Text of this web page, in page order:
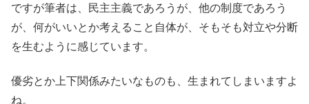
ですが筆者は、民主主義であろうが、他の制度であろう
が、何がいいとか考えること自体が、そもそも対立や分断
を生むように感じています。
優劣とか上下関係みたいなものも、生まれてしまいますよ
ね。